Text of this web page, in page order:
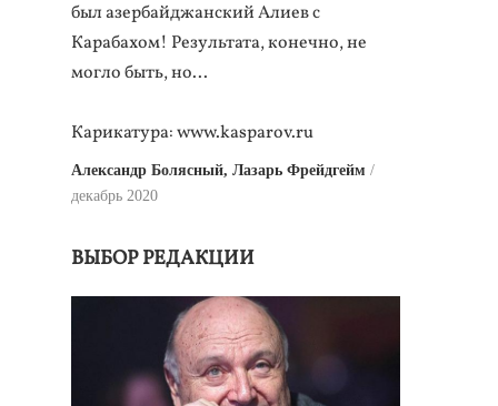
был азербайджанский Алиев с
Карабахом! Результата, конечно, не
могло быть, но...
Карикатура: www.kasparov.ru
Александр Болясный, Лазарь Фрейдгейм
декабрь 2020
ВЫБОР РЕДАКЦИИ